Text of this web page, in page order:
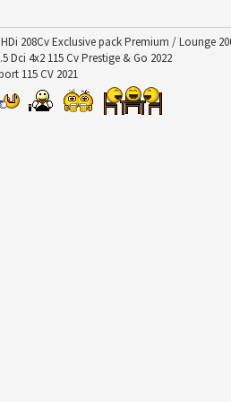
208Cv Exclusive pack Premium / Lounge
Dci 4x2 115 Cv Prestige & Go 2022
115 CV 2021